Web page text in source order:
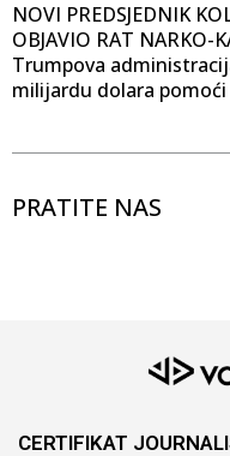
NOVI PREDSJEDNIK
OBJAVIO RAT NARKO-
Trumpova
milijardu dolara pomoći
PRATITE NAS
CERTIFIKAT